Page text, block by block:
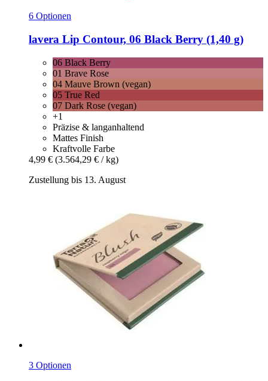
6 Optionen
lavera Lip Contour, 06 Black Berry (1,40 g)
06 Black Berry
01 Brave Rose
04 Mauve Brown (vegan)
05 True Red
07 Dark Rose (vegan)
+1
Präzise & langanhaltend
Mattes Finish
Kraftvolle Farbe
4,99 € (3.564,29 € / kg)
Zustellung bis 13. August
3 Optionen